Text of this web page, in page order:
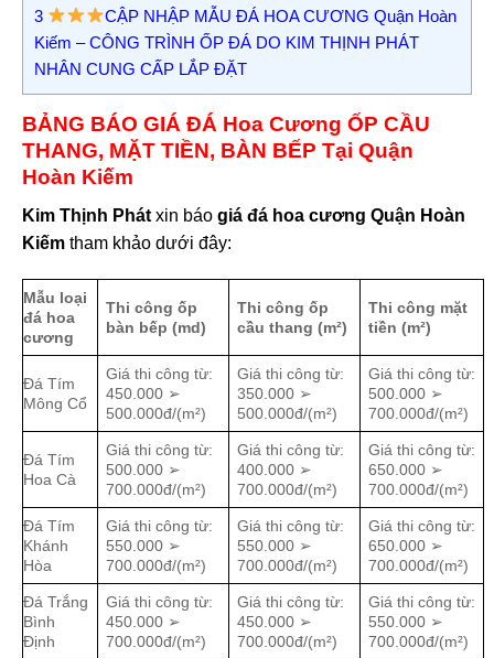
3
CẬP NHẬP MẪU ĐÁ HOA CƯƠNG Quận Hoàn
Kiếm – CÔNG TRÌNH ỐP ĐÁ DO KIM THỊNH PHÁT
NHÂN CUNG CẤP LẮP ĐẶT
BẢNG BÁO GIÁ ĐÁ Hoa Cương ỐP CẦU
THANG, MẶT TIỀN, BÀN BẾP Tại Quận
Hoàn Kiếm
Kim Thịnh Phát xin báo giá đá hoa cương Quận Hoàn
Kiếm tham khảo dưới đây:
Mẫu loại
đá hoa
cương
Thi công ốp
bàn bếp (md)
Thi công ốp
cầu thang (m²)
Thi công mặt
tiền (m²)
Đá Tím
Mông Cổ
Giá thi công từ:
450.000 ➢
500.000đ/(m²)
Giá thi công từ:
350.000 ➢
500.000đ/(m²)
Giá thi công từ:
500.000 ➢
700.000đ/(m²)
Đá Tím
Hoa Cà
Giá thi công từ:
500.000 ➢
700.000đ/(m²)
Giá thi công từ:
400.000 ➢
700.000đ/(m²)
Giá thi công từ:
650.000 ➢
700.000đ/(m²)
Đá Tím
Khánh
Hòa
Giá thi công từ:
550.000 ➢
700.000đ/(m²)
Giá thi công từ:
550.000 ➢
700.000đ/(m²)
Giá thi công từ:
650.000 ➢
700.000đ/(m²)
Đá Trắng
Bình
Định
Giá thi công từ:
450.000 ➢
700.000đ/(m²)
Giá thi công từ:
450.000 ➢
700.000đ/(m²)
Giá thi công từ:
550.000 ➢
700.000đ/(m²)